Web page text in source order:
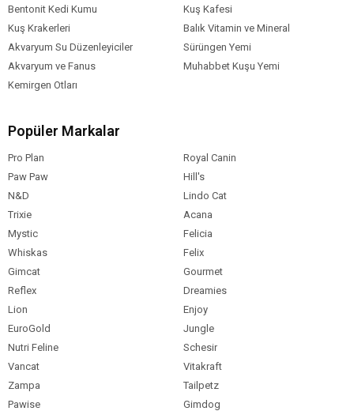
Bentonit Kedi Kumu
Kuş Kafesi
Kuş Krakerleri
Balık Vitamin ve Mineral
Akvaryum Su Düzenleyiciler
Sürüngen Yemi
Akvaryum ve Fanus
Muhabbet Kuşu Yemi
Kemirgen Otları
Popüler Markalar
Pro Plan
Royal Canin
Paw Paw
Hill's
N&D
Lindo Cat
Trixie
Acana
Mystic
Felicia
Whiskas
Felix
Gimcat
Gourmet
Reflex
Dreamies
Lion
Enjoy
EuroGold
Jungle
Nutri Feline
Schesir
Vancat
Vitakraft
Zampa
Tailpetz
Pawise
Gimdog